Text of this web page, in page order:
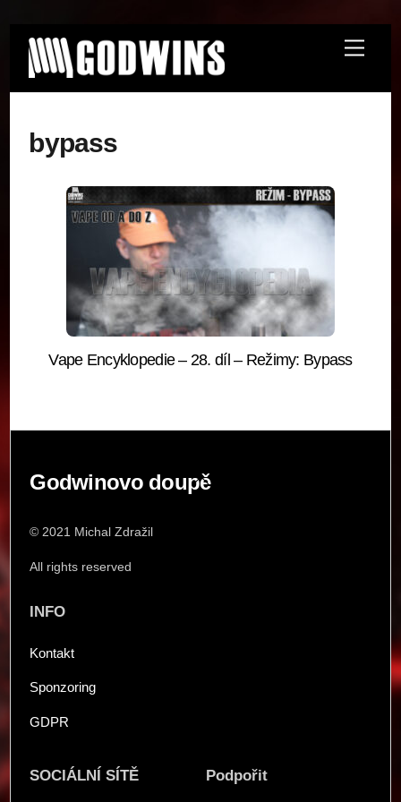
content
Menu
bypass
Vape Encyklopedie – 28. díl – Režimy: Bypass
Back
Godwinovo doupě
© 2021 Michal Zdražil
All rights reserved
INFO
Kontakt
Sponzoring
GDPR
SOCIÁLNÍ SÍTĚ Podpořit